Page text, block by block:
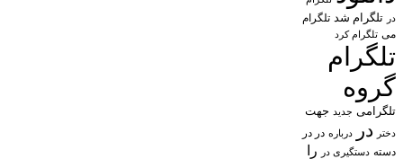
در تلگرام شد تلگرام
می تلگرام کرد
تلگرام
گروه
تلگرامی جدید جهت
دختر در درباره در در
دسته دستگیری در را